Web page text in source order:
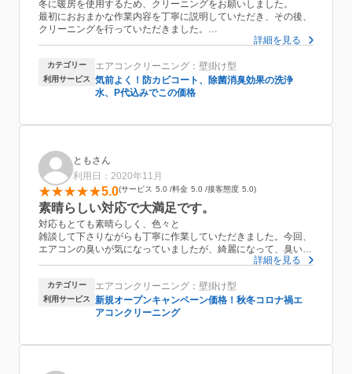
冬に暖房を使用するため、クリーニングをお願いしました。
最初におおまかな作業内容を丁寧に説明していただき、その後、
クリーニングを行っていただきました。
洗浄後の水を見せていただきましたが、、水は真っ黒で、カビの
クリーニングの価格もとてもリーズナブルでとてもありがたかっ
たです。
また利用したいと思います。
詳細を見る
カテゴリー エアコンクリーニング：壁掛け型
利用サービス
気前よく！防カビコート、除菌消臭効果の洗浄
水、P代込みでこの価格
ともさん
利用日：2020年11月
5.0 サービス 5.0 料金 5.0 接客態度 5.0
素晴らしい対応で大満足です。
対応もとても素晴らしく、色々と
雑談して下さりながらも丁寧に作業していただきました。今回、
エアコンの臭いが気になっていましたが、綺麗になって、臭いも
すっかり無くなりました。最初から最後まで丁寧なお仕事でし
した。
詳細を見る
カテゴリー エアコンクリーニング：壁掛け型
利用サービス
新規オープンキャンペーン価格！秋冬コロナ禍エ
アコンクリーニング